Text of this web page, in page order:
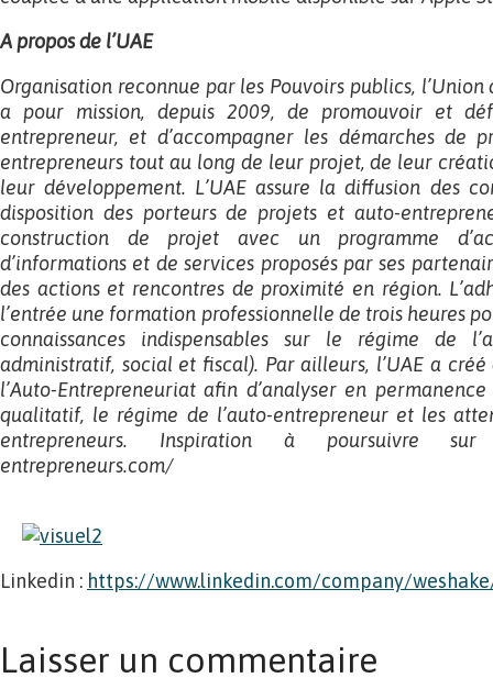
A propos de l’UAE
Organisation reconnue par les Pouvoirs publics, l’Union
a pour mission, depuis 2009, de promouvoir et
entrepreneur, et d’accompagner les démarches de
entrepreneurs tout au long de leur projet, de leur
leur développement. L’UAE assure la diffusion des
disposition des porteurs de projets et auto-
construction de projet avec un programme
d’informations et de services proposés par ses
des actions et rencontres de proximité en région.
l’entrée une formation professionnelle de trois heures
connaissances indispensables sur le régime de
administratif, social et fiscal). Par ailleurs, l’UAE a
l’Auto-Entrepreneuriat afin d’analyser en
qualitatif, le régime de l’auto-entrepreneur et les
entrepreneurs. Inspiration à poursuivre sur
entrepreneurs.com/
Linkedin : https://www.linkedin.com/company/
Laisser un commentaire